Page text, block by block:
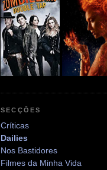
SECÇÕES
Críticas
Dailies
Nos Bastidores
Filmes da Minha Vida